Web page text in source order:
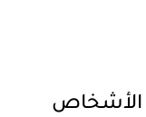
الأشخاص